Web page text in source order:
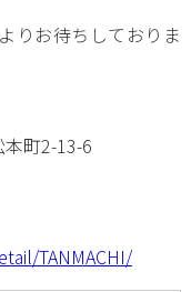
りお待ちしておりま
本町2-13-6
TANMACHI/